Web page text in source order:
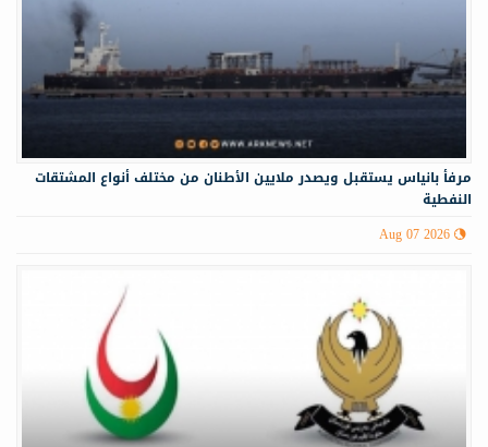
مرفأ بانياس يستقبل ويصدر ملايين الأطنان من مختلف أنواع المشتقات
النفطية
Aug 07 2026